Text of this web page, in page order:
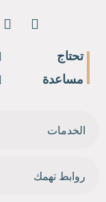
تحتاج
مساعدة
الخدمات
روابط تهمك